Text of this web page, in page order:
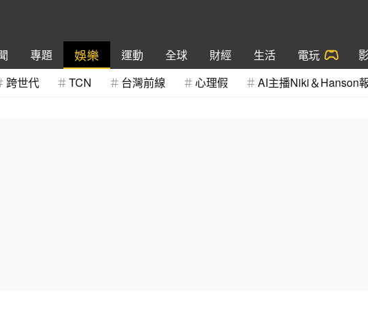
專題 娛樂 運動 全球 財經 生活 電玩
跨世代 TCN 台灣前線 心理假 AI主播Niki＆Hanson